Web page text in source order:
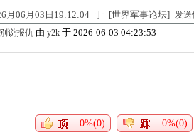
月06月03日19:12:04 于 [世界军事论坛] 发送
说报仇 由 y2k 于 2026-06-03 04:23:53
0%(0) 0%(0)